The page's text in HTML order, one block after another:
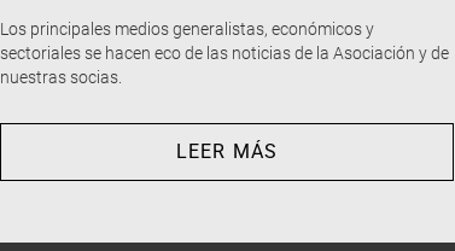
Los principales medios generalistas, económicos y
sectoriales se hacen eco de las noticias de la Asociación y de
nuestras socias.
LEER MÁS